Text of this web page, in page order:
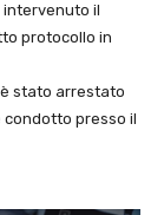
intervenuto il
protocollo in
stato arrestato
condotto presso il